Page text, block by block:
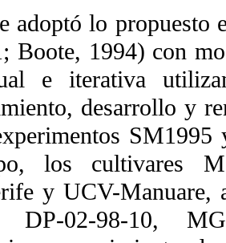
lo propuesto
Boote, 1994) con
e iterativa
desarrollo y
SM1995
los cultivares
y UCV-Manuare,
DP-02-98-10,